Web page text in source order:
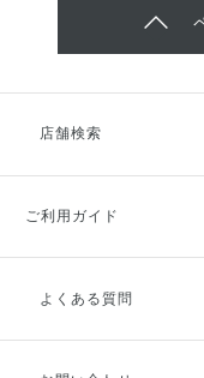
店舗検索
ご利用ガイド
ご利用ガイドトップ
よくある質問